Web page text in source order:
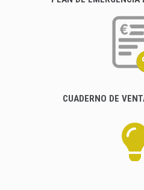
CUADERNO DE